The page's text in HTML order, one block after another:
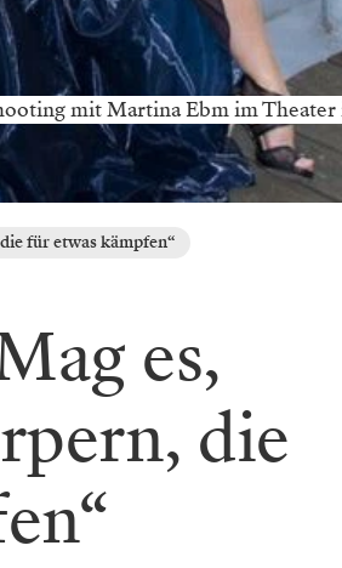
mit Martina Ebm im
für etwas kämpfen“
es,
die